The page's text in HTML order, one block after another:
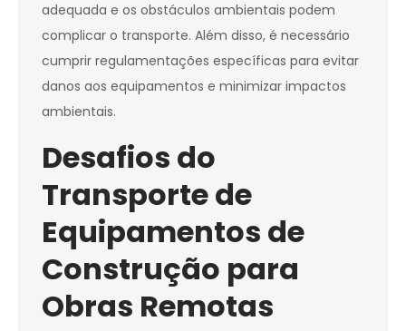
adequada e os obstáculos ambientais podem
complicar o transporte. Além disso, é necessário
cumprir regulamentações específicas para evitar
danos aos equipamentos e minimizar impactos
ambientais.
Desafios do
Transporte de
Equipamentos de
Construção para
Obras Remotas